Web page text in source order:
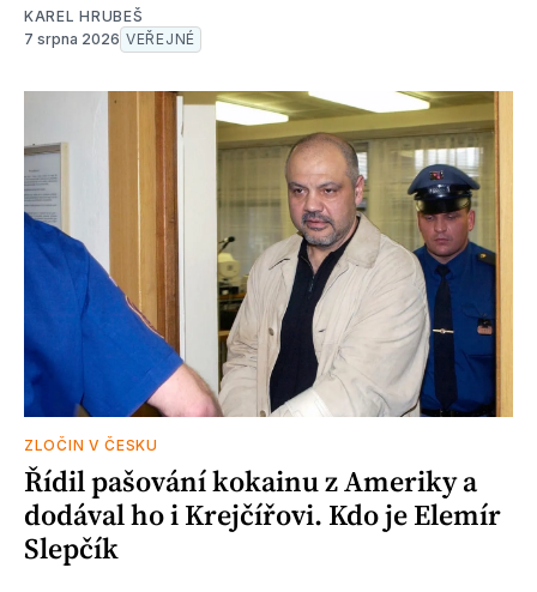
KAREL HRUBEŠ
7 srpna 2026 VEŘEJNÉ
ZLOČIN V ČESKU
Řídil pašování kokainu z Ameriky a
dodával ho i Krejčířovi. Kdo je Elemír
Slepčík